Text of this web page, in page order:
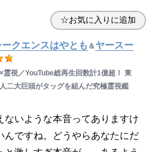
☆お気に入りに追加
ークエンスはやとも ＆ヤースー
霊視／YouTube総再生回数計1億超！ 東
二大巨頭がタッグを組んだ究極霊視鑑
ないような本音ってありますけ
んですね。どうやらあなたにだ